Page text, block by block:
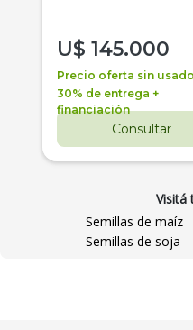
U$ 145.000
Precio oferta sin usado
30% de entrega +
financiación
Consultar
Visitá
Semillas de maíz
Semillas de soja